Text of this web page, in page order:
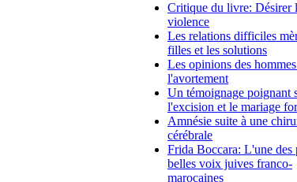
Critique du livre: Désirer
violence
Les relations difficiles
filles et les solutions
Les opinions des
l'avortement
Un témoignage poignant
l'excision et le mariage
Amnésie suite à une
cérébrale
Frida Boccara: L'une des
belles voix juives franco-
marocaines